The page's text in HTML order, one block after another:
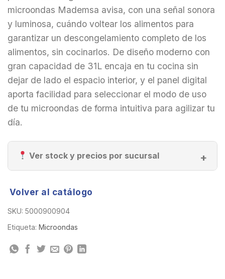
microondas Mademsa avisa, con una señal sonora
y luminosa, cuándo voltear los alimentos para
garantizar un descongelamiento completo de los
alimentos, sin cocinarlos. De diseño moderno con
gran capacidad de 31L encaja en tu cocina sin
dejar de lado el espacio interior, y el panel digital
aporta facilidad para seleccionar el modo de uso
de tu microondas de forma intuitiva para agilizar tu
día.
Ver stock y precios por sucursal
Volver al catálogo
SKU: 5000900904
Etiqueta: Microondas